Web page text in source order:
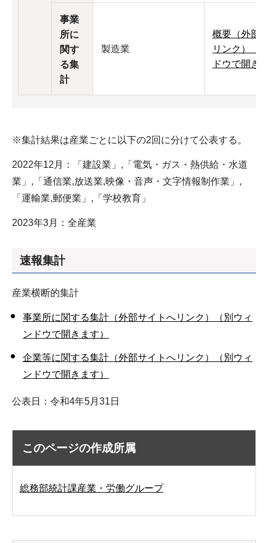
事業
所に
関す
る集
計
製造業
概要（外部
リンク）（
ドウで開き
※集計結果は産業ごとに以下の2回に分けて公表する。
2022年12月：「建設業」,「電気・ガス・熱供給・水道
業」,「通信業,放送業,映像・音声・文字情報制作業」,
「運輸業,郵便業」,「学校教育」
2023年3月：全産業
速報集計
産業横断的集計
事業所に関する集計（外部サイトへリンク）（別ウィ
ンドウで開きます）
企業等に関する集計（外部サイトへリンク）（別ウィ
ンドウで開きます）
公表日：令和4年5月31日
このページの作成所属
総務部統計課産業・労働グループ